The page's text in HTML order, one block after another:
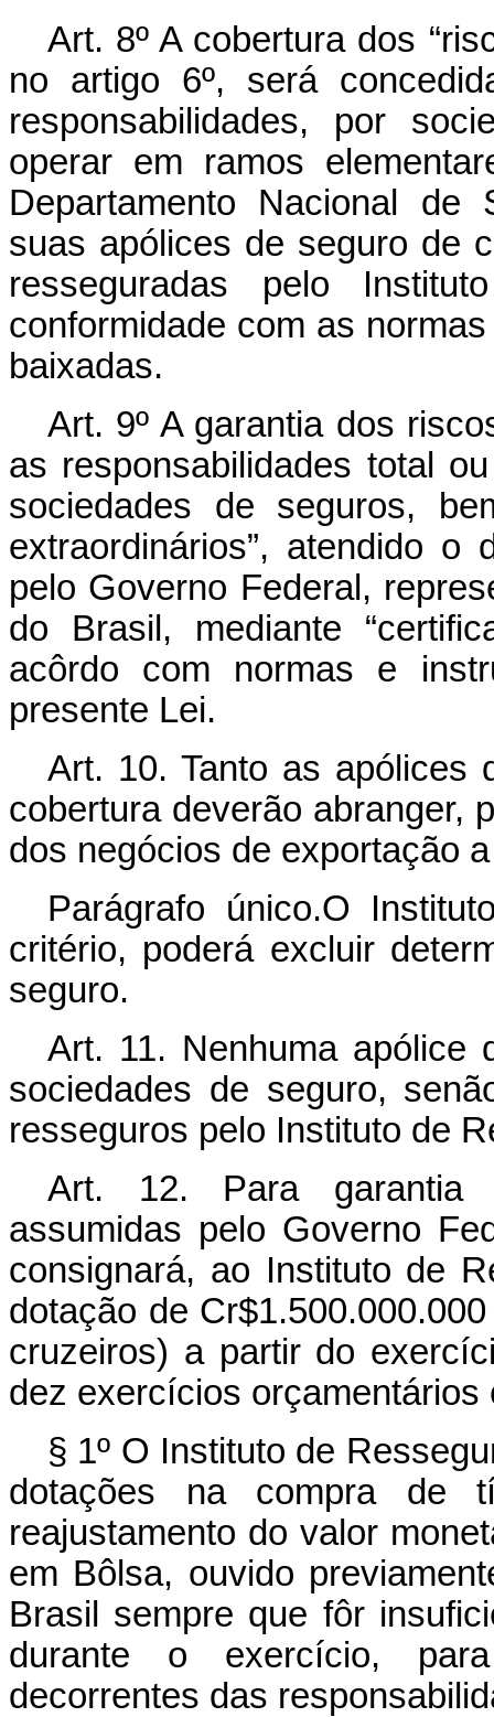
Art. 8º A cobertura dos
no artigo 6º, será
responsabilidades, por
operar em ramos
Departamento Nacional de
suas apólices de seguro de
resseguradas pelo
conformidade com as
baixadas.
Art. 9º A garantia dos
as responsabilidades total
sociedades de seguros,
extraordinários”, atendido
pelo Governo Federal,
do Brasil, mediante
acôrdo com normas e
presente Lei.
Art. 10. Tanto as apólices
cobertura deverão abranger,
dos negócios de exportação
Parágrafo único.O
critério, poderá excluir
seguro.
Art. 11. Nenhuma apólice
sociedades de seguro,
resseguros pelo Instituto de
Art. 12. Para garantia
assumidas pelo Governo
consignará, ao Instituto de
dotação de
cruzeiros) a partir do
dez exercícios orçamentários
§ 1º O Instituto de
dotações na compra de
reajustamento do valor
em Bôlsa, ouvido
Brasil sempre que fôr
durante o exercício,
decorrentes das